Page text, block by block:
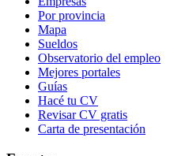
Por provincia
Mapa
Sueldos
Observatorio del empleo
Mejores portales
Guías
Hacé tu CV
Revisar CV gratis
Carta de presentación